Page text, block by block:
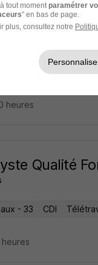
Étienne - 42 CDI 60
heures
Qualité
- 33 CDI
tout moment paramétrer
" en bas de page.
plus, consultez notre